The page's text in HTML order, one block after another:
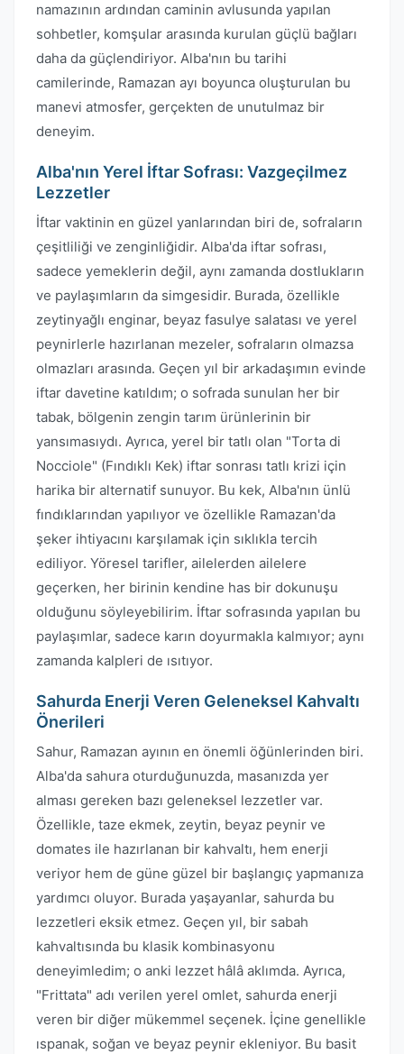
namazının ardından caminin avlusunda yapılan
sohbetler, komşular arasında kurulan güçlü bağları
daha da güçlendiriyor. Alba'nın bu tarihi
camilerinde, Ramazan ayı boyunca oluşturulan bu
manevi atmosfer, gerçekten de unutulmaz bir
deneyim.
Alba'nın Yerel İftar Sofrası: Vazgeçilmez
Lezzetler
İftar vaktinin en güzel yanlarından biri de, sofraların
çeşitliliği ve zenginliğidir. Alba'da iftar sofrası,
sadece yemeklerin değil, aynı zamanda dostlukların
ve paylaşımların da simgesidir. Burada, özellikle
zeytinyağlı enginar, beyaz fasulye salatası ve yerel
peynirlerle hazırlanan mezeler, sofraların olmazsa
olmazları arasında. Geçen yıl bir arkadaşımın evinde
iftar davetine katıldım; o sofrada sunulan her bir
tabak, bölgenin zengin tarım ürünlerinin bir
yansımasıydı. Ayrıca, yerel bir tatlı olan "Torta di
Nocciole" (Fındıklı Kek) iftar sonrası tatlı krizi için
harika bir alternatif sunuyor. Bu kek, Alba'nın ünlü
fındıklarından yapılıyor ve özellikle Ramazan'da
şeker ihtiyacını karşılamak için sıklıkla tercih
ediliyor. Yöresel tarifler, ailelerden ailelere
geçerken, her birinin kendine has bir dokunuşu
olduğunu söyleyebilirim. İftar sofrasında yapılan bu
paylaşımlar, sadece karın doyurmakla kalmıyor; aynı
zamanda kalpleri de ısıtıyor.
Sahurda Enerji Veren Geleneksel Kahvaltı
Önerileri
Sahur, Ramazan ayının en önemli öğünlerinden biri.
Alba'da sahura oturduğunuzda, masanızda yer
alması gereken bazı geleneksel lezzetler var.
Özellikle, taze ekmek, zeytin, beyaz peynir ve
domates ile hazırlanan bir kahvaltı, hem enerji
veriyor hem de güne güzel bir başlangıç yapmanıza
yardımcı oluyor. Burada yaşayanlar, sahurda bu
lezzetleri eksik etmez. Geçen yıl, bir sabah
kahvaltısında bu klasik kombinasyonu
deneyimledim; o anki lezzet hâlâ aklımda. Ayrıca,
"Frittata" adı verilen yerel omlet, sahurda enerji
veren bir diğer mükemmel seçenek. İçine genellikle
ıspanak, soğan ve beyaz peynir ekleniyor. Bu basit